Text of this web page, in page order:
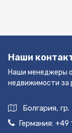
25 минут
25 минут
Наши
Наши менеджеры
недвижимости за
Болгария,
Германия: +49